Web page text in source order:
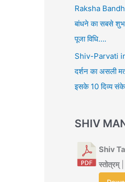
Raksha
बांधने का सबसे शुभ
पूजा विधि….
Shiv-Parvati in
दर्शन का असली
इसके 10 दिव्य
SHIV
Shiv
स्तोत्रम्|